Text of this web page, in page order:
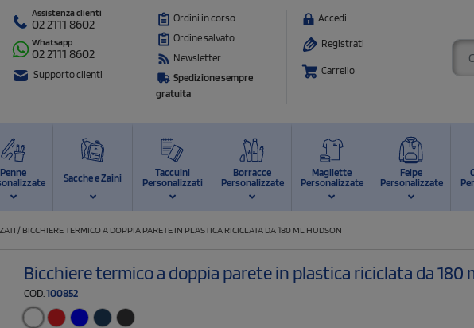
Assistenza clienti
02 2111 8602
Whatsapp
02 2111 8602
Supporto clienti
Ordini in corso
Ordine salvato
Newsletter
Spedizione sempre
gratuita
Accedi
Registrati
Carrello
Penne
Sacche e Zaini
Taccuini
Personalizzati
Borracce
Personalizzate
Magliette
Personalizzate
Felpe
Personalizzate
/ BICCHIERE TERMICO A DOPPIA PARETE IN PLASTICA RICICLATA DA 180 ML HUDSON
Bicchiere termico a doppia parete in plastica riciclata da 180
COD. 100852